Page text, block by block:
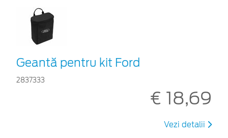
Geantă pentru kit Ford
2837333
€ 18,69
Vezi detalii